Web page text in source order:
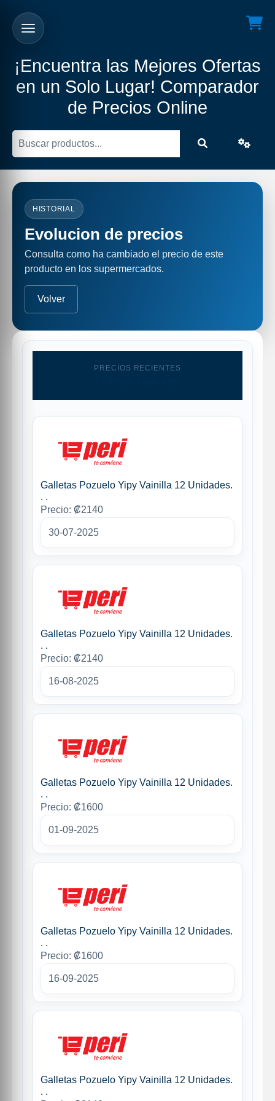
¡Encuentra las Mejores Ofertas
en un Solo Lugar! Comparador
de Precios Online
HISTORIAL
Evolucion de precios
Consulta como ha cambiado el precio de este
producto en los supermercados.
Volver
PRECIOS RECIENTES
Galletas Pozuelo Yipy Vainilla 12 Unidades.
. .
Precio: ₡2140
30-07-2025
Galletas Pozuelo Yipy Vainilla 12 Unidades.
. .
Precio: ₡2140
16-08-2025
Galletas Pozuelo Yipy Vainilla 12 Unidades.
. .
Precio: ₡1600
01-09-2025
Galletas Pozuelo Yipy Vainilla 12 Unidades.
. .
Precio: ₡1600
16-09-2025
Galletas Pozuelo Yipy Vainilla 12 Unidades.
. .